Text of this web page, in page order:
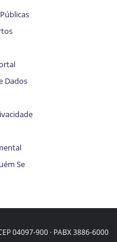
Dados
Se
04097-900 · PABX 3886-6000